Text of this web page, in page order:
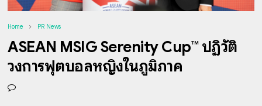
Home PR News
ASEAN MSIG Serenity Cup™ ปฏิวัติ
วงการฟุตบอลหญิงในภูมิภาค